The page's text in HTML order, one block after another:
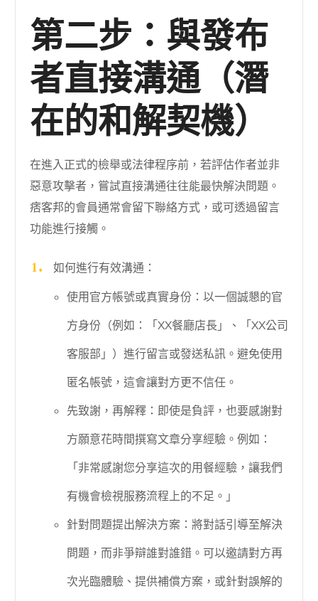
第二步：與發布
者直接溝通（潛
在的和解契機）
在進入正式的檢舉或法律程序前，若評估作者並非
惡意攻擊者，嘗試直接溝通往往能最快解決問題。
痞客邦的會員通常會留下聯絡方式，或可透過留言
功能進行接觸。
如何進行有效溝通：
使用官方帳號或真實身份：以一個誠懇的官
方身份（例如：「XX餐廳店長」、「XX公司
客服部」）進行留言或發送私訊。避免使用
匿名帳號，這會讓對方更不信任。
先致謝，再解釋：即使是負評，也要感謝對
方願意花時間撰寫文章分享經驗。例如：
「非常感謝您分享這次的用餐經驗，讓我們
有機會檢視服務流程上的不足。」
針對問題提出解決方案：將對話引導至解決
問題，而非爭辯誰對誰錯。可以邀請對方再
次光臨體驗、提供補償方案，或針對誤解的